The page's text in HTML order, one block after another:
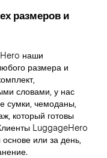
размеров и
наши
размера и
словами, у нас
сумки, чемоданы,
который готовы
LuggageHero
или за день,